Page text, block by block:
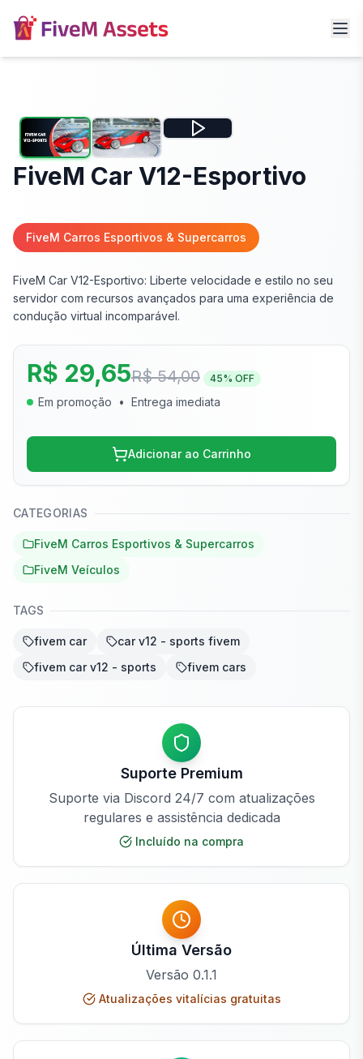
FiveM Car V12-Esportivo
FiveM Carros Esportivos & Supercarros
FiveM Car V12-Esportivo: Liberte velocidade e estilo no seu
servidor com recursos avançados para uma experiência de
condução virtual incomparável.
R$ 29,65R$ 54,00 45% OFF
Em promoção • Entrega imediata
Adicionar ao Carrinho
CATEGORIAS
FiveM Carros Esportivos & Supercarros
FiveM Veículos
TAGS
fivem car
car v12 - sports fivem
fivem car v12 - sports
fivem cars
Suporte Premium
Suporte via Discord 24/7 com atualizações
regulares e assistência dedicada
Incluído na compra
Última Versão
Versão 0.1.1
Atualizações vitalícias gratuitas